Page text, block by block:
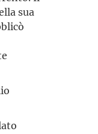
sua